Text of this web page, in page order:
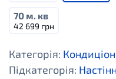
70 м. кв
42 699 грн
Категорія:
Підкатегорія: